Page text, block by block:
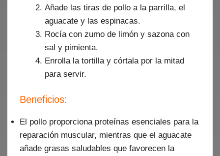
Añade las tiras de pollo a la parrilla, el
aguacate y las espinacas.
Rocía con zumo de limón y sazona con
sal y pimienta.
Enrolla la tortilla y córtala por la mitad
para servir.
Beneficios:
El pollo proporciona proteínas esenciales para la
reparación muscular, mientras que el aguacate
añade grasas saludables que favorecen la